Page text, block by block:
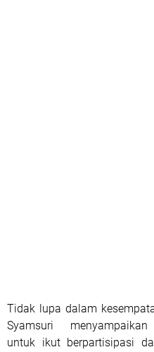
Tidak lupa dalam
Syamsuri menyampaikan
untuk ikut berpartisipasi